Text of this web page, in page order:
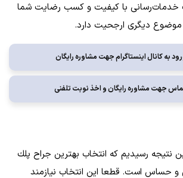
خدمات‌رسانی با کیفیت و کسب رضایت شما
موضوع دیگری ارجحیت دارد.
به کانال اینستاگرام جهت مشاوره رایگان
جهت مشاوره رايگان و اخذ نوبت تلفنی
نتیجه رسیدیم که انتخاب بهترين جراح پلك
و حساس است. قطعا این انتخاب نیازمند